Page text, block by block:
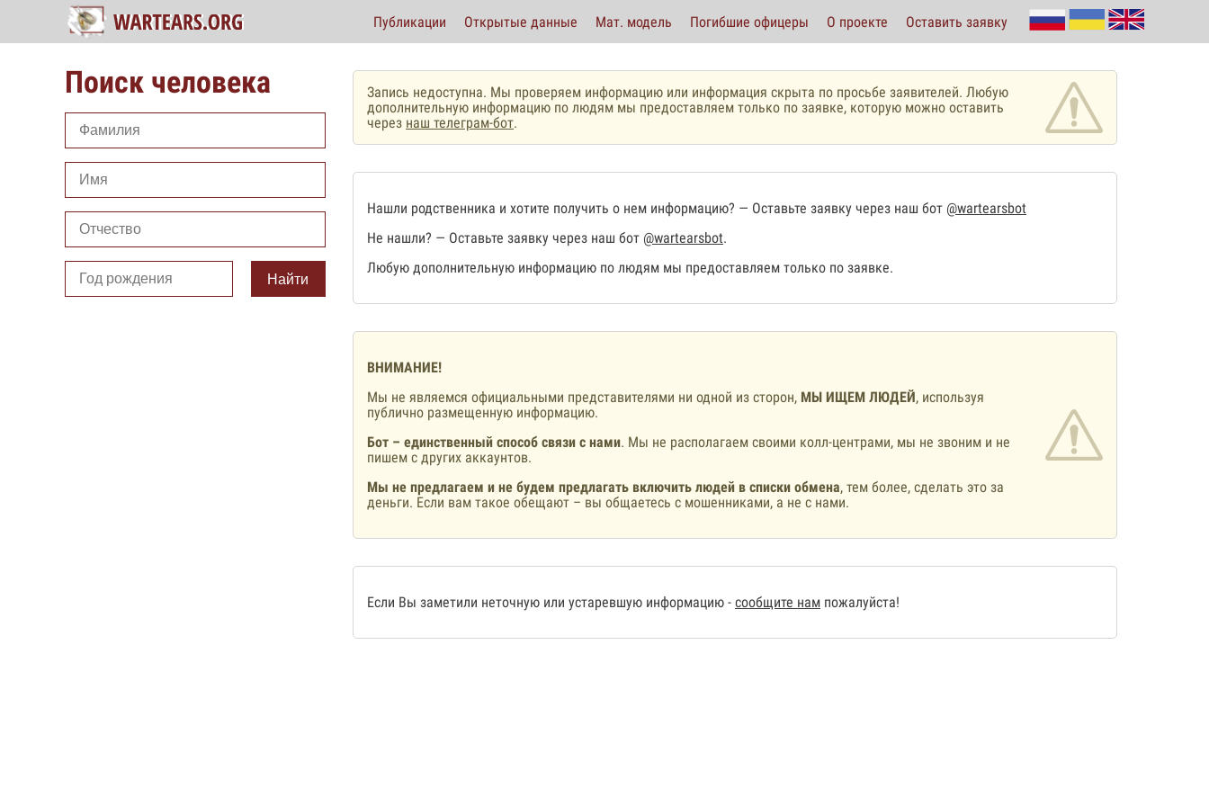
Публикации Открытые данные Мат. модель Погибшие офицеры О проекте Оставить заявку
Поиск человека
Найти
Запись недоступна. Мы проверяем информацию или информация скрыта по просьбе заявителей. Любую
дополнительную информацию по людям мы предоставляем только по заявке, которую можно оставить
через наш телеграм-бот.
Нашли родственника и хотите получить о нем информацию? — Оставьте заявку через наш бот @wartearsbot
Не нашли? — Оставьте заявку через наш бот @wartearsbot.
Любую дополнительную информацию по людям мы предоставляем только по заявке.
ВНИМАНИЕ!
Мы не являемся официальными представителями ни одной из сторон, МЫ ИЩЕМ ЛЮДЕЙ, используя
публично размещенную информацию.
Бот – единственный способ связи с нами. Мы не располагаем своими колл-центрами, мы не звоним и не
пишем с других аккаунтов.
Мы не предлагаем и не будем предлагать включить людей в списки обмена, тем более, сделать это за
деньги. Если вам такое обещают – вы общаетесь с мошенниками, а не с нами.
Если Вы заметили неточную или устаревшую информацию - сообщите нам пожалуйста!